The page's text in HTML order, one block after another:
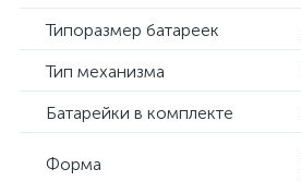
Типоразмер батареек
Тип механизма
Батарейки в комплекте
Форма